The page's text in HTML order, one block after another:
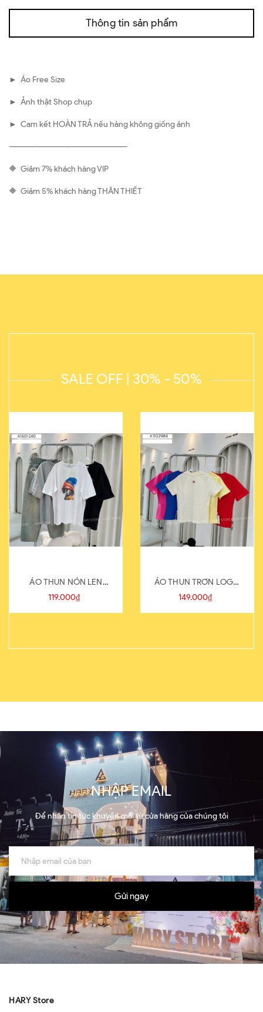
Thông tin sản phẩm
► Áo Free Size
► Ảnh thật Shop chụp
► Cam kết HOÀN TRẢ nếu hàng không giống ảnh
————————————————————
🔶 Giảm 7% khách hàng VIP
🔶 Giảm 5% khách hàng THÂN THIẾT
SALE OFF | 30% - 50%
ÁO THUN NÓN LEN
821-1
119.000₫
ÁO THUN TRƠN LOGO
SAU
149.000₫
NHẬP EMAIL
Để nhận tin tức khuyến mãi từ cửa hàng của chúng tôi
Gửi ngay
HARY Store